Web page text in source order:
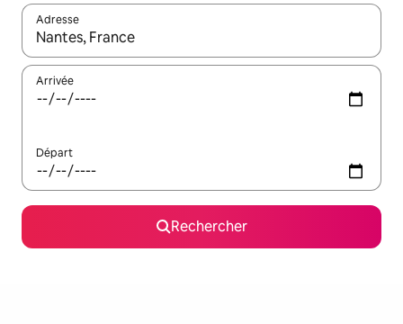
Adresse
Lorsque les résultats s'affichent, utilisez les flèches vers le
Arrivée
Départ
Rechercher